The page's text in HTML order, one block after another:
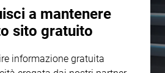
a mantenere
sito gratuito
informazione gratuita